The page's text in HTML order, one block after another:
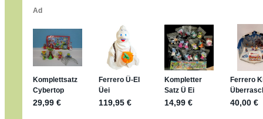
Für die Figuren VC307, 310, 318 und 326
mein Enkel hat die leider weggeworfen
jan-lukas:
geschrieben am: 29. 4. 2026 -
https://www.ferrero-
sammelspass.de/einladung/
jan-lukas:
geschrieben am: 28. 4. 2026 -
stimmt, jetzt fällt es mir auch ein
So habe ich das in Erinnerung ... oder?